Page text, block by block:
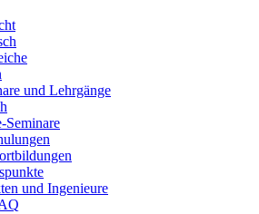
und Lehrgänge
und Ingenieure